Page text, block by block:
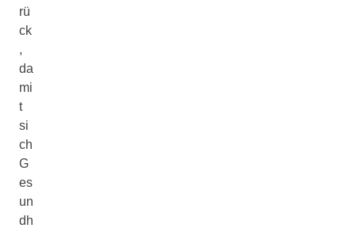
rü
ck
,
da
mi
t
si
ch
G
es
un
dh